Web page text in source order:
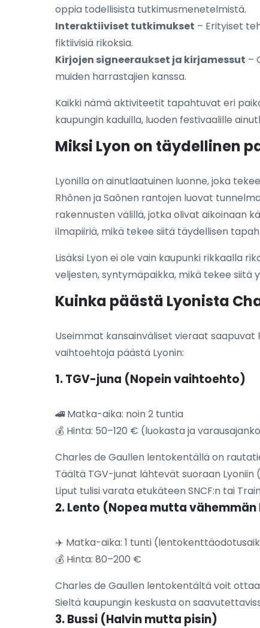
oppia todellisista tutkimusmenetelmistä.
Interaktiiviset tutkimukset – Erityiset
fiktiivisiä rikoksia.
Kirjojen signeeraukset ja kirjamessut –
muiden harrastajien kanssa.
Kaikki nämä aktiviteetit tapahtuvat eri
kaupungin kaduilla, luoden festivaalille
Miksi Lyon on täydellinen
Lyonilla on ainutlaatuinen luonne, joka
Rhônen ja Saônen rantojen luovat
rakennusten välillä, jotka olivat aikoinaan
ilmapiiriä, mikä tekee siitä täydellisen
Lisäksi Lyon ei ole vain kaupunki rikkaalla
veljesten, syntymäpaikka, mikä tekee siitä
Kuinka päästä Lyonista
Useimmat kansainväliset vieraat saapuvat
vaihtoehtoja päästä Lyonin:
1. TGV-juna (Nopein vaihtoehto)
🚄 Matka-aika: noin 2 tuntia
💰 Hinta: 50–120 € (luokasta ja
Charles de Gaullen lentokentällä on
Täältä TGV-junat lähtevät suoraan
Liput tulisi varata etukäteen SNCF:n tai
2. Lento (Nopea mutta
✈️ Matka-aika: 1 tunti
💰 Hinta: 80–200 €
Charles de Gaullen lentokentältä voit
Sieltä kaupungin keskusta on
3. Bussi (Halvin mutta pisin)